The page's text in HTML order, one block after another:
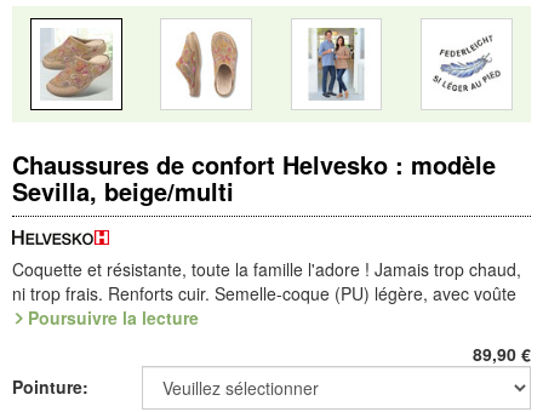
Chaussures de confort Helvesko : modèle
Sevilla, beige/multi
Coquette et résistante, toute la famille l'adore ! Jamais trop chaud,
ni trop frais. Renforts cuir. Semelle-coque (PU) légère, avec voûte
amovible joliment douillette et relaxante.
en PU poids-plume, les pieds se
sentent comme sur des nuages, tant elle est légère ! Elle est
toutefois très résistante, et le confort de saforme anatomiqueest
Poursuivre la lecture
89,90 €
Pointure: